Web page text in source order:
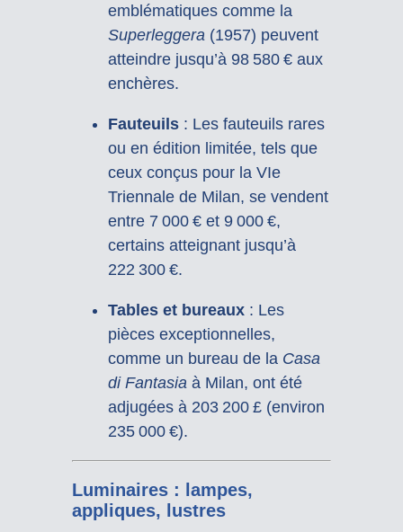
emblématiques comme la
Superleggera (1957) peuvent
atteindre jusqu’à 98 580 € aux
enchères.
Fauteuils: Les fauteuils rares
ou en édition limitée, tels que
ceux conçus pour la VIe
Triennale de Milan, se vendent
entre 7 000 € et 9 000 €,
certains atteignant jusqu’à
222 300 €.
Tables et bureaux: Les
pièces exceptionnelles,
comme un bureau de la Casa
di Fantasia à Milan, ont été
adjugées à 203 200 £ (environ
235 000 €).
Luminaires : lampes,
appliques, lustres